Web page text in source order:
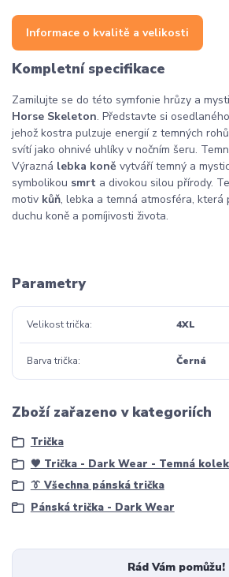
Informace o kvalitě a velikosti
Kompletní specifikace
Zamilujte se do této symfonie hrůzy a
Horse Skeleton. Představte si
jehož kostra pulzuje energií z temných
svítí jako ohnivé uhlíky v nočním šeru.
Výrazná lebka koně vytváří temný a
symbolikou smrt a divokou silou přírody.
motiv kůň, lebka a temná atmosféra, která
duchu koně a pomíjivosti života.
Parametry
Velikost trička 4XL
Barva trička Černá
Zboží zařazeno v kategoriích
Trička
🖤 Trička - Dark Wear - Temná
👔 Všechna pánská trička
Pánská trička - Dark Wear
Rád Vám pomůžu!